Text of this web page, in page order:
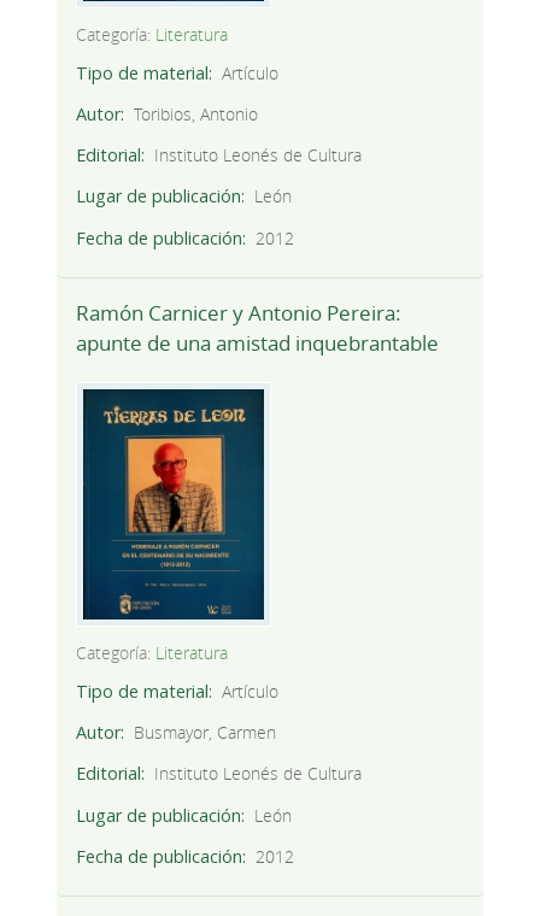
Categoría: Literatura
Tipo de material
Artículo
Autor
Toribios, Antonio
Editorial
Instituto Leonés de Cultura
Lugar de publicación
León
Fecha de publicación
2012
Ramón Carnicer y Antonio Pereira:
apunte de una amistad inquebrantable
Categoría: Literatura
Tipo de material
Artículo
Autor
Busmayor, Carmen
Editorial
Instituto Leonés de Cultura
Lugar de publicación
León
Fecha de publicación
2012